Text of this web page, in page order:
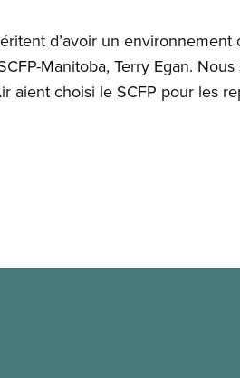
d’avoir un
Manitoba, Terry Egan.
aient choisi le SCFP pour les